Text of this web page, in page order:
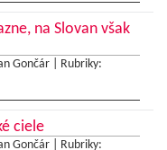
na Slovan však
Gončár |
Rubriky:
ciele
Gončár |
Rubriky: